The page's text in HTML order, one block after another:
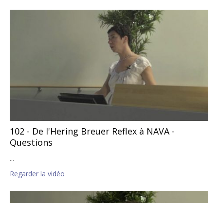
102 - De l'Hering Breuer Reflex à NAVA -
Questions
...
Regarder la vidéo